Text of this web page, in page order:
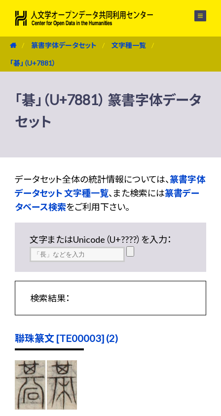
篆書字体データセット 文字種一覧
「碁」（U+7881）
「碁」（U+7881） 篆書字体データ
セット
データセット全体の統計情報については、篆書字体
データセット 文字種一覧、また検索には篆書デー
タベース検索をご利用下さい。
文字またはUnicode（U+????）を入力：
検索結果：
聯珠篆文 [TE00003] (2)